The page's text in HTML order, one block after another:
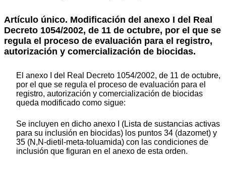
Artículo único. Modificación del anexo I del Real
Decreto 1054/2002, de 11 de octubre, por el que se
regula el proceso de evaluación para el registro,
autorización y comercialización de biocidas.
El anexo I del Real Decreto 1054/2002, de 11 de octubre,
por el que se regula el proceso de evaluación para el
registro, autorización y comercialización de biocidas
queda modificado como sigue:
Se incluyen en dicho anexo I (Lista de sustancias activas
para su inclusión en biocidas) los puntos 34 (dazomet) y
35 (N,N-dietil-meta-toluamida) con las condiciones de
inclusión que figuran en el anexo de esta orden.